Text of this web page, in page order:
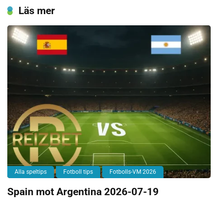
Läs mer
Alla speltips Fotboll tips Fotbolls-VM 2026
Spain mot Argentina 2026-07-19